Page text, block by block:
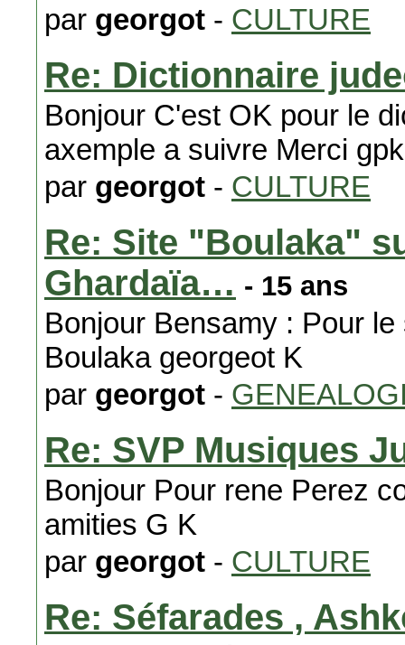
par georgot - CULTURE
Re: Dictionnaire
Bonjour C'est OK pour le
axemple a suivre Merci gpk
par georgot - CULTURE
Re: Site "Boulaka"
Ghardaïa… - 15 ans
Bonjour Bensamy : Pour
Boulaka georgeot K
par georgot -
Re: SVP Musiques
Bonjour Pour rene Perez
amities G K
par georgot - CULTURE
Re: Séfarades ,